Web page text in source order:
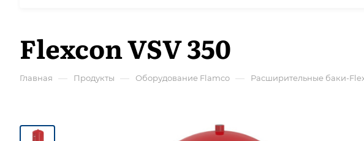
Flexcon VSV 350
Главная — Продукты — Оборудование Flamco — Расширительные баки-